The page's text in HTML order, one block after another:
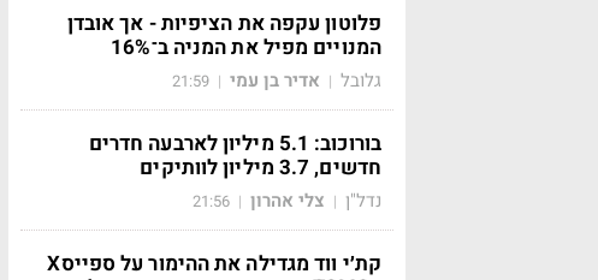
פלוטון עקפה את הציפיות - אך אובדן
המנויים מפיל את המניה ב־16%
גלובל | אדיר בן עמי |
21:59
בורוכוב: 5.1 מיליון לארבעה חדרים
חדשים, 3.7 מיליון לוותיקים
נדל"ן | צלי אהרון |
21:56
קת׳י ווד מגדילה את ההימור על ספייסX